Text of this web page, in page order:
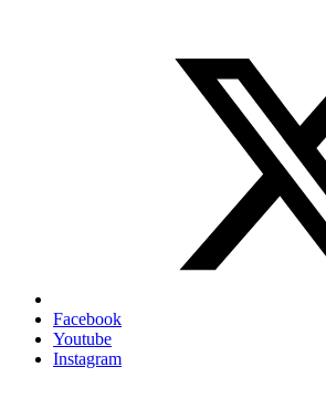
Facebook
Youtube
Instagram